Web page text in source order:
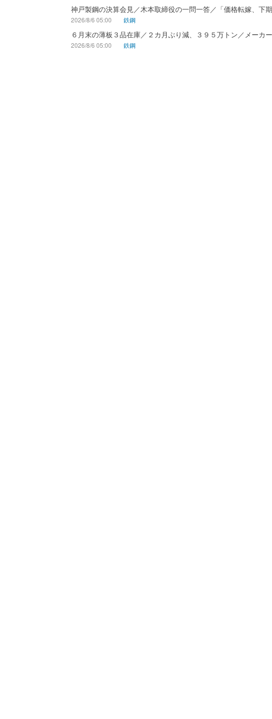
神戸製鋼の決算会見／木本取締役の一問一答／「価格転嫁、下
2026/8/6 05:00 鉄鋼
６月末の薄板３品在庫／２カ月ぶり減、３９５万トン／メーカ
2026/8/6 05:00 鉄鋼